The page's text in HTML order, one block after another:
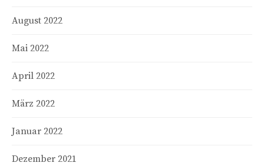
August 2022
Mai 2022
April 2022
März 2022
Januar 2022
Dezember 2021